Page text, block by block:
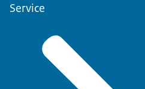
Service